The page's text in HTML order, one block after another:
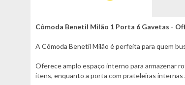
Cômoda Benetil Milão 1 Porta 6 Gavetas -
A Cômoda Benetil Milão é perfeita para quem
Oferece amplo espaço interno para armazenar
itens, enquanto a porta com prateleiras internas